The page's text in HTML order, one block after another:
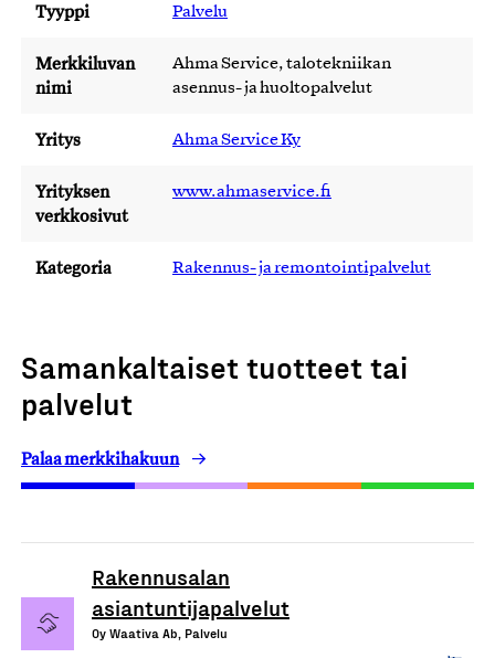
Tyyppi Palvelu
Merkkiluvan
nimi
Ahma Service, talotekniikan
asennus- ja huoltopalvelut
Yritys Ahma Service Ky
Yrityksen
verkkosivut
www.ahmaservice.fi
Kategoria Rakennus- ja remontointipalvelut
Samankaltaiset tuotteet tai
palvelut
Palaa merkkihakuun
Rakennusalan
asiantuntijapalvelut
Oy Waativa Ab, Palvelu